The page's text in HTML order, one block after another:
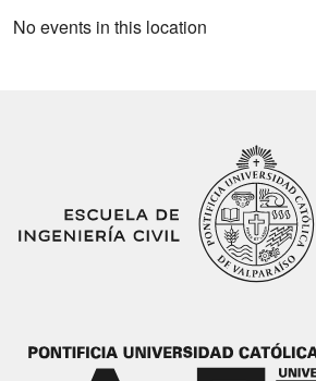
No events in this location